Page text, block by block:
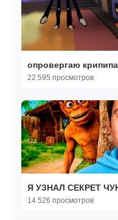
опровергаю
22 595 просмотров
Я УЗНАЛ СЕКРЕТ
14 526 просмотров